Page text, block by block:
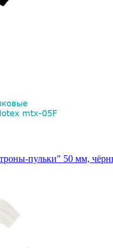
пульки" 50 мм,